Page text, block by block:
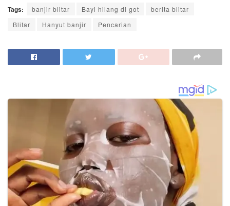
Tags: banjir blitar Bayi hilang di got
berita blitar
Blitar
Hanyut banjir Pencarian